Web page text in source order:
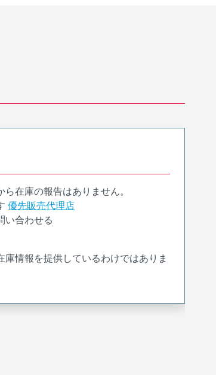
在庫の報告はありません。
優先販売代理店
い合わせる
情報を提供しているわけではありま